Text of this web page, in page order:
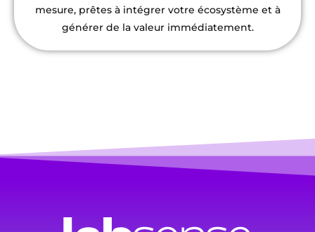
mesure, prêtes à intégrer votre écosystème et à
générer de la valeur immédiatement.